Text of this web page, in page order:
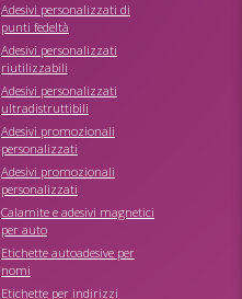
Adesivi personalizzati di
punti fedeltà
Adesivi personalizzati
riutilizzabili
Adesivi personalizzati
ultradistruttibili
Adesivi promozionali
personalizzati
Adesivi promozionali
personalizzati
Calamite e adesivi magnetici
per auto
Etichette autoadesive per
nomi
Etichette per indirizzi